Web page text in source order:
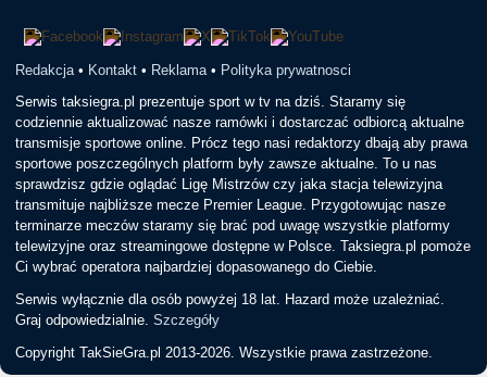
Redakcja • Kontakt • Reklama • Polityka prywatnosci
Serwis taksiegra.pl prezentuje sport w tv na dziś. Staramy się
codziennie aktualizować nasze ramówki i dostarczać odbiorcą aktualne
transmisje sportowe online. Prócz tego nasi redaktorzy dbają aby prawa
sportowe poszczególnych platform były zawsze aktualne. To u nas
sprawdzisz gdzie oglądać Ligę Mistrzów czy jaka stacja telewizyjna
transmituje najbliższe mecze Premier League. Przygotowując nasze
terminarze meczów staramy się brać pod uwagę wszystkie platformy
telewizyjne oraz streamingowe dostępne w Polsce. Taksiegra.pl pomoże
Ci wybrać operatora najbardziej dopasowanego do Ciebie.
Serwis wyłącznie dla osób powyżej 18 lat. Hazard może uzależniać.
Graj odpowiedzialnie.Szczegóły
Copyright TakSieGra.pl 2013-2026. Wszystkie prawa zastrzeżone.